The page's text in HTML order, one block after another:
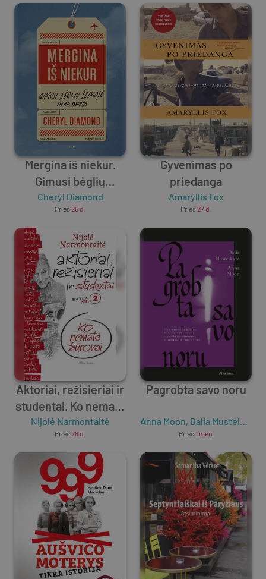
Mergina iš niekur.
Gimusi bėglių
šeimoje (kieti
viršeliai)
Cheryl Diamond
Prieš 25 d.
Gyvenimas po
priedanga
Amaryllis Fox
Prieš 27 d.
Aktoriai, režisieriai ir
studentai. Ko nematė
žiūrovai
Nijolė Narmontaitė
Prieš 28 d.
Pagrobta savo noru
Anna Moon, Dalia Musteikytė
Prieš 1 mėn.